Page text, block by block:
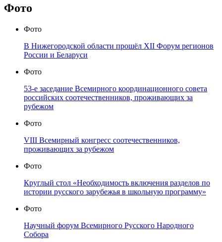
Фото
Фото
В Нижегородской области прошёл XII Форум регионов
России и Беларуси
Фото
53-е заседание Всемирного координационного совета
российских соотечественников, проживающих за
рубежом
Фото
VIII Всемирный конгресс соотечественников,
проживающих за рубежом
Фото
Круглый стол «Необходимость включения разделов по
истории русского зарубежья в школьную программу»
Фото
Научный форум Всемирного Русского Народного
Собора